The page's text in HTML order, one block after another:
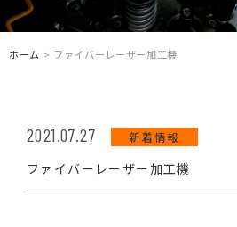
ホーム > ファイバーレーザー加工機
2021.07.27 新着情報
ファイバーレーザー加工機